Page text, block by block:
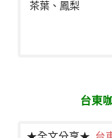
茶葉、鳳梨
台東